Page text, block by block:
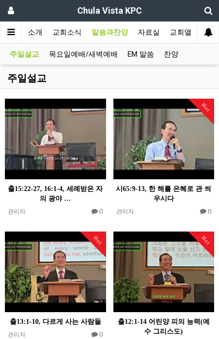
Chula Vista KPC
교회소개 교회소식 말씀과찬양 자료실 교회앨범
주일설교 목요일예배/새벽예배 EM 말씀 찬양
주일설교
출15:22-27, 16:1-4, 세례받은 자
의 광야 …
관리자 0
Hot
시65:9-13, 한 해를 은혜로 관 씌
우시다
관리자 0
Hot
출13:1-10, 다르게 사는 사람들
관리자 0
Hot
출12:1-14 어린양 피의 능력(예
수 그리스도)